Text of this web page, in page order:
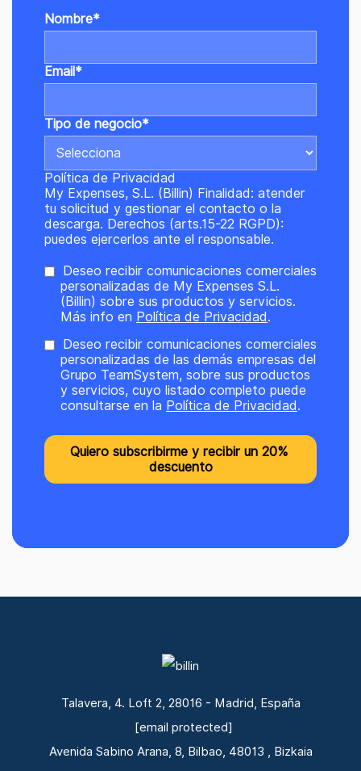
Nombre*
Email*
Tipo de negocio*
Política de Privacidad
My Expenses, S.L. (Billin) Finalidad: atender
tu solicitud y gestionar el contacto o la
descarga. Derechos (arts.15-22 RGPD):
puedes ejercerlos ante el responsable.
Deseo recibir comunicaciones comerciales
personalizadas de My Expenses S.L.
(Billin) sobre sus productos y servicios.
Más info en Política de Privacidad .
Deseo recibir comunicaciones comerciales
personalizadas de las demás empresas del
Grupo TeamSystem, sobre sus productos
y servicios, cuyo listado completo puede
consultarse en la Política de Privacidad .
Talavera, 4. Loft 2, 28016 - Madrid, España
[email protected]
Avenida Sabino Arana, 8, Bilbao, 48013 , Bizkaia